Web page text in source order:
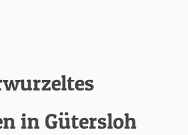
in Gütersloh